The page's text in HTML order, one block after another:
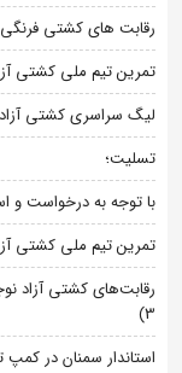
رقابت های کشتی
تمرین تیم ملی کشتی
لیگ سراسری کشتی
تسلیت؛
با توجه به درخواست و
تمرین تیم ملی کشتی
رقابت‌های کشتی آزاد
3)
استاندار سمنان در